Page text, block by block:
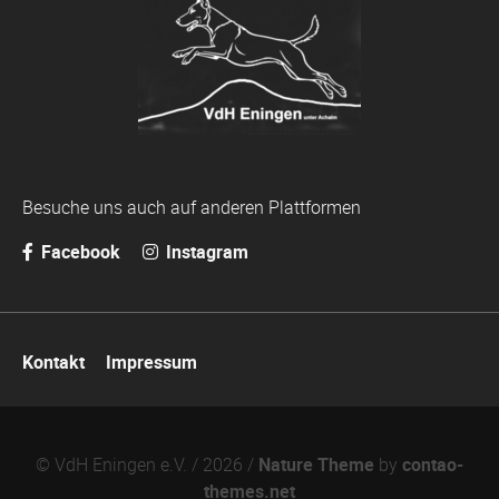
Besuche uns auch auf anderen Plattformen
Facebook
Instagram
überspringen
Kontakt Impressum
© VdH Eningen e.V. / 2026 / Nature Theme by contao-
themes.net